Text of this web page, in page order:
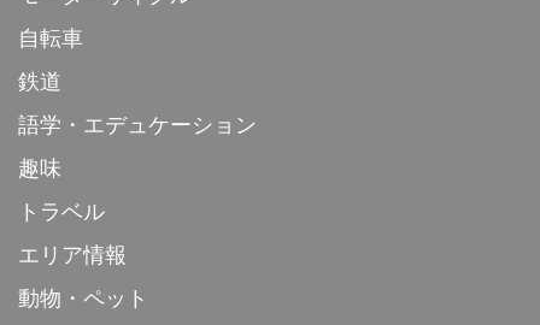
自転車
鉄道
語学・エデュケーション
趣味
トラベル
エリア情報
動物・ペット